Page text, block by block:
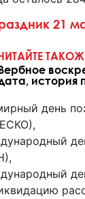
21
ТАКОЖ
история
день